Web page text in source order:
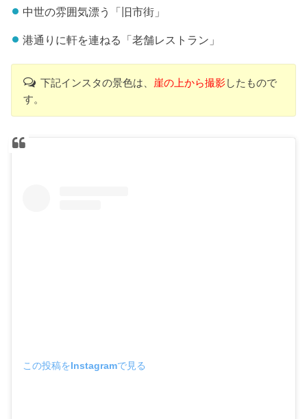
中世の雰囲気漂う「旧市街」
港通りに軒を連ねる「老舗レストラン」
下記インスタの景色は、 崖の上から撮影したもので
す。
この投稿をInstagramで見る